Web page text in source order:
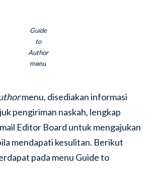
Guide
to
Author
menu
menu, disediakan informasi
pengiriman naskah, lengkap
Editor Board untuk mengajukan
mendapati kesulitan. Berikut
pada menu Guide to